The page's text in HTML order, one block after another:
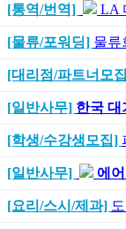
[통역/번역] LA
[물류/포워딩] 물류
[대리점/파트너모
[일반사무] 한국 대
[학생/수강생모집]
[일반사무] 에
[요리/스시/제과]